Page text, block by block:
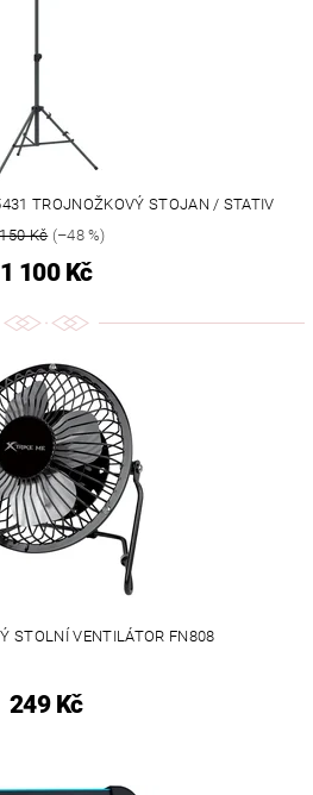
TROJNOŽKOVÝ STOJAN / STATIV
Kč(–48 %)
1 100 Kč
STOLNÍ VENTILÁTOR FN808
249 Kč